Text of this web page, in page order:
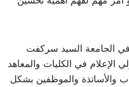
الجامعة السيد سركفت
في الكليات والمعاهد
والأساتذة والموظفين بشكل